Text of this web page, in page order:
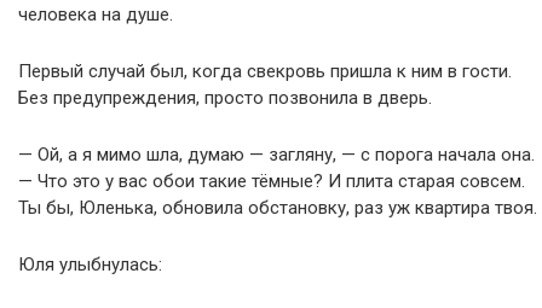
человека на душе.
Первый случай был, когда свекровь пришла к ним в гости.
Без предупреждения, просто позвонила в дверь.
— Ой, а я мимо шла, думаю — загляну, — с порога начала она.
— Что это у вас обои такие тёмные? И плита старая совсем.
Ты бы, Юленька, обновила обстановку, раз уж квартира твоя.
Юля улыбнулась: